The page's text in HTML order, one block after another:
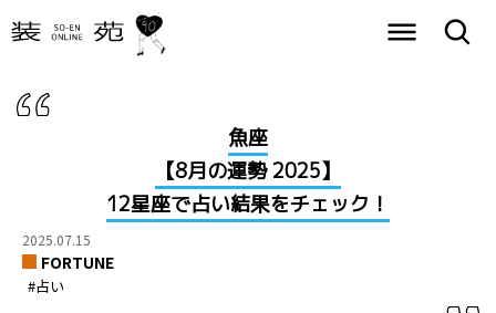
魚座
【8月の運勢 2025】
12星座で占い結果をチェック！
2025.07.15
FORTUNE
#占い